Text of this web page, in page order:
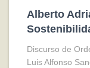
Alberto
Discurso de
Luis Alfonso